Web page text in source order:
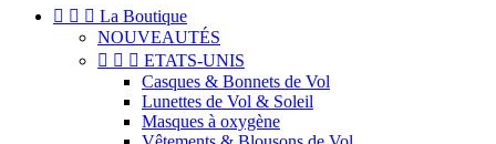
   La Boutique
NOUVEAUTÉS
   ETATS-UNIS
Casques & Bonnets de Vol
Lunettes de Vol & Soleil
Masques à oxygène